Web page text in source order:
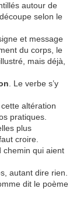
autour de
selon le
et message
du corps, le
mais déjà,
. Le verbe s’y
altération
pratiques.
plus
croire.
chemin qui aient
autant dire rien.
dit le poème